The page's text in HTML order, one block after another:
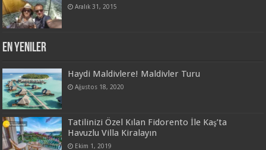
Aralık 31, 2015
En Yeniler
Haydi Maldivlere! Maldivler Turu
Ağustos 18, 2020
Tatilinizi Özel Kılan Fidorento İle Kaş’ta
Havuzlu Villa Kiralayın
Ekim 1, 2019